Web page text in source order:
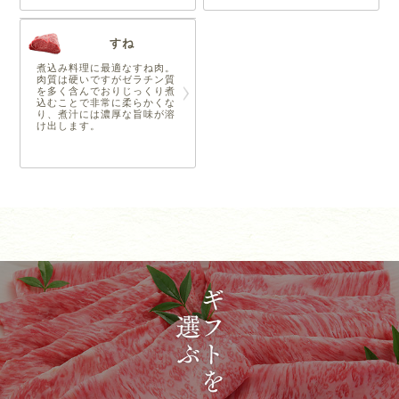
すね
煮込み料理に最適なすね肉。
肉質は硬いですがゼラチン質
を多く含んでおりじっくり煮
込むことで非常に柔らかくな
り、煮汁には濃厚な旨味が溶
け出します。